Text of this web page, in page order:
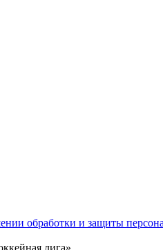
обработки и защиты
лига»